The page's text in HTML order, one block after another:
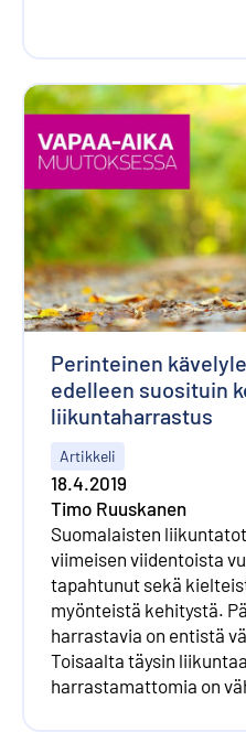
Perinteinen
edelleen suosituin
liikuntaharrastus
Artikkeli
18.4.2019
Timo Ruuskanen
Suomalaisten
viimeisen viidentoista
tapahtunut sekä
myönteistä kehitystä.
harrastavia on entistä
Toisaalta täysin liikuntaa
harrastamattomia on